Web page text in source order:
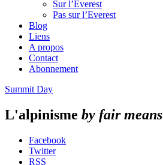
Sur l’Everest
Pas sur l’Everest
Blog
Liens
A propos
Contact
Abonnement
Summit Day
L'alpinisme by fair means
Facebook
Twitter
RSS